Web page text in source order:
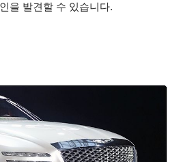
을 발견할 수 있습니다.